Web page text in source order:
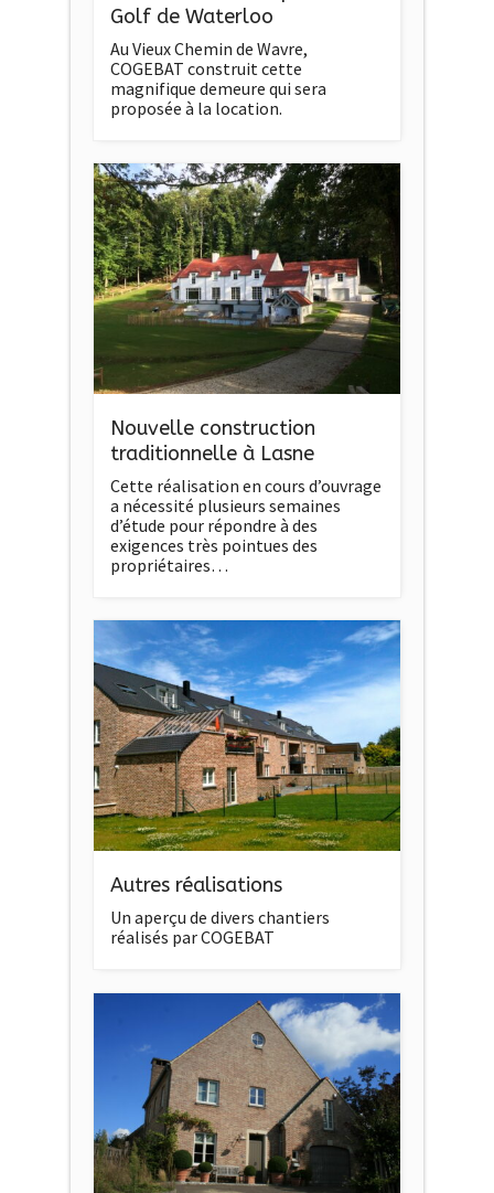
Golf de Waterloo
Au Vieux Chemin de Wavre,
COGEBAT construit cette
magnifique demeure qui sera
proposée à la location.
Nouvelle construction
traditionnelle à Lasne
Cette réalisation en cours d’ouvrage
a nécessité plusieurs semaines
d’étude pour répondre à des
exigences très pointues des
propriétaires…
Autres réalisations
Un aperçu de divers chantiers
réalisés par COGEBAT